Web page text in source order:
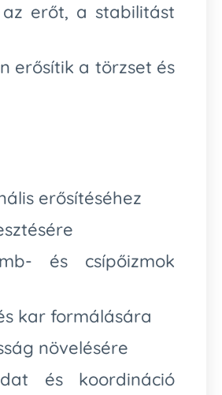
erőt, a stabilitást
erősítik a törzset és
erősítéséhez
és csípőizmok
kar formálására
növelésére
és koordináció